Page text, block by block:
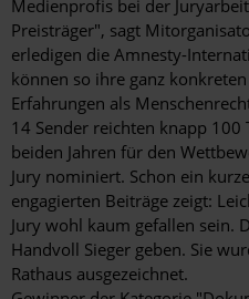
Medienprofis bei der
Preisträger", sagt
erledigen die Amnesty-
können so ihre ganz konkreten
Erfahrungen als
14 Sender reichten knapp 100
beiden Jahren für den
Jury nominiert. Schon ein
engagierten Beiträge zeigt:
Jury wohl kaum gefallen sein.
Handvoll Sieger geben. Sie
Rathaus ausgezeichnet.